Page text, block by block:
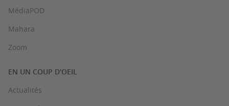
MédiaPOD
Mahara
Zoom
EN UN COUP D'OEIL
Actualités